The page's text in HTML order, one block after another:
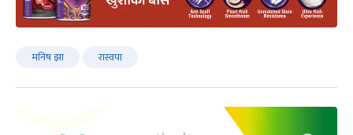
मनिष झा रास्वपा